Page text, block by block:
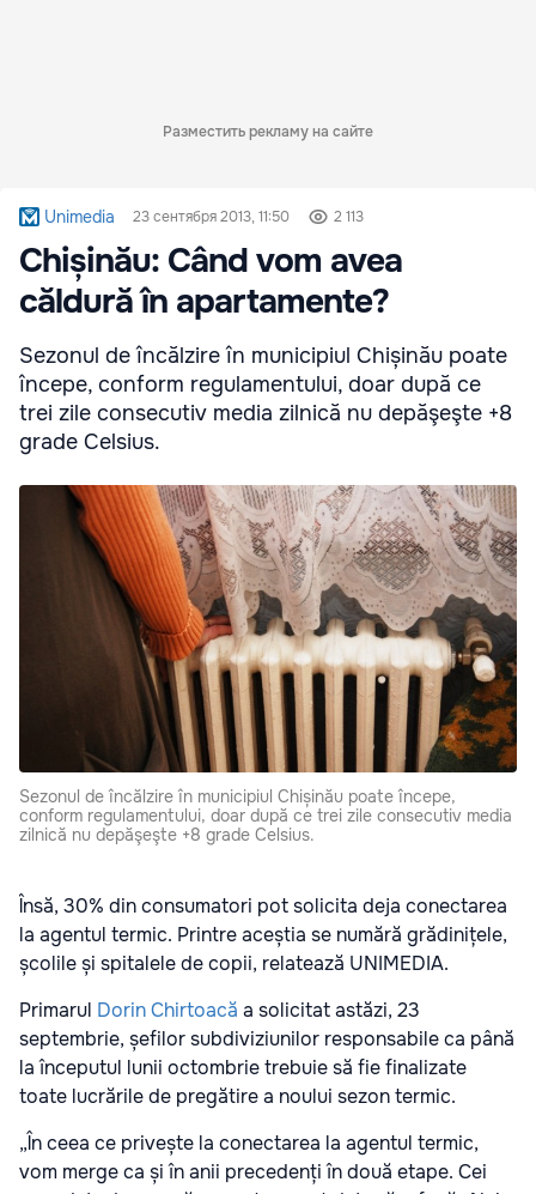
Разместить рекламу на сайте
Unimedia 23 сентября 2013, 11:50 2 113
Chișinău: Când vom avea
căldură în apartamente?
Sezonul de încălzire în municipiul Chișinău poate
începe, conform regulamentului, doar după ce
trei zile consecutiv media zilnică nu depăşeşte +8
grade Celsius.
Sezonul de încălzire în municipiul Chișinău poate începe,
conform regulamentului, doar după ce trei zile consecutiv media
zilnică nu depăşeşte +8 grade Celsius.
Însă, 30% din consumatori pot solicita deja conectarea
la agentul termic. Printre aceștia se numără grădinițele,
școlile și spitalele de copii, relatează UNIMEDIA.
Primarul Dorin Chirtoacă a solicitat astăzi, 23
septembrie, șefilor subdiviziunilor responsabile ca până
la începutul lunii octombrie trebuie să fie finalizate
toate lucrările de pregătire a noului sezon termic.
„În ceea ce privește la conectarea la agentul termic,
vom merge ca și în anii precedenți în două etape. Cei